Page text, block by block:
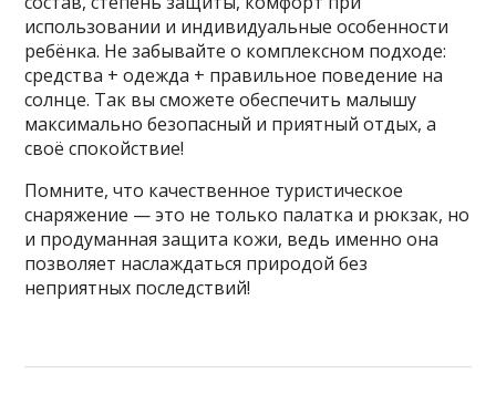
использовании и индивидуальные особенности
ребёнка. Не забывайте о комплексном подходе:
средства + одежда + правильное поведение на
солнце. Так вы сможете обеспечить малышу
максимально безопасный и приятный отдых, а
своё спокойствие!
Помните, что качественное туристическое
снаряжение — это не только палатка и рюкзак, но
и продуманная защита кожи, ведь именно она
позволяет наслаждаться природой без
неприятных последствий!